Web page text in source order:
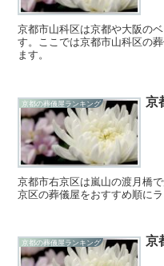
京都市山科区は京都や大阪の
す。ここでは京都市山科区の
ます。
京都の葬儀屋ランキング 京
京都市右京区は嵐山の渡月橋
京区の葬儀屋をおすすめ順にラ
京都の葬儀屋ランキング 京